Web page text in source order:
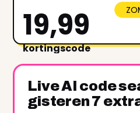
19,99
kortingscode
Live AI code
gisteren 7